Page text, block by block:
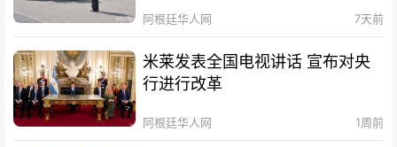
阿根廷华人网 7天前
米莱发表全国电视讲话 宣布对央
行进行改革
阿根廷华人网 1周前